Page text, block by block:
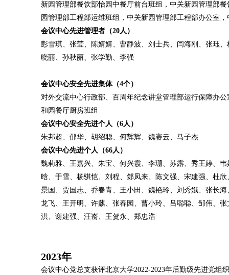
新园管理部餐饮部怡园中餐厅前台班组，中关新园管理部
园管理部工程部运维班组，中关新园管理部工程部办公室
会议中心先进管理者（20人）
彭雪琪、张莹、陈婧婧、曹静波、刘士兵、闫海刚、张珏
晓丽、孙秋丽、张学勤、李强
会议中心安全先进集体（4个）
对外交流中心行政部、百周年纪念讲堂管理部运行保障办
和园餐厅厨房班组
会议中心安全先进个人（6人）
朱邦超、邵华、胡绍聪、何辉辉、魏赛云、马子杰
会议中心先进个人（66人）
魏莉雅、王嘉兴、朱宝、何兴霞、李珊、苏露、秀王婷、
晗、于雪、杨骐恺、刘程、郐凤来、陈文强、宋建强、杜
景国、贾国志、乔春青、王小田、魏艳玲、刘秀娥、张长
龙飞、王开明、许麒、张春园、曹小玲、吕聪聪、邹伟、
洪、谢建强、汪嵛、王贺永、郑忠浩
2023年
会议中心党总支获评北京大学2022-2023年后勤级先进党组织